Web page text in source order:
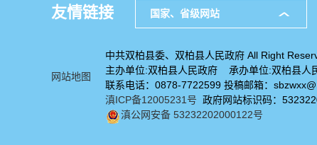
友情链接 国家、省级网站
网站地图
中共双柏县委、双柏县人民政府 All Right
主办单位:双柏县人民政府 承办单位:双柏县人
联系电话：0878-7722599 投稿邮箱：
滇ICP备12005231号 政府网站标识码：
滇公网安备 53232202000122号